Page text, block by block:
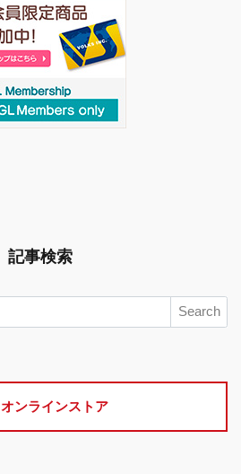
記事検索
Search
オンラインストア